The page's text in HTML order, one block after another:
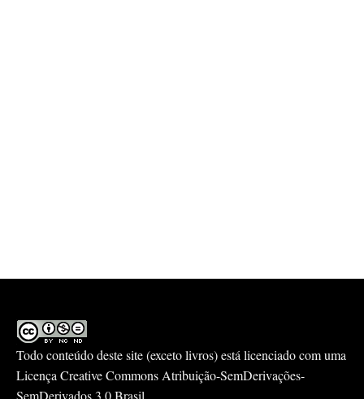
Todo conteúdo deste site (exceto livros) está licenciado com uma
LicençaCreative Commons Atribuição-SemDerivações-
SemDerivados 3.0 Brasil